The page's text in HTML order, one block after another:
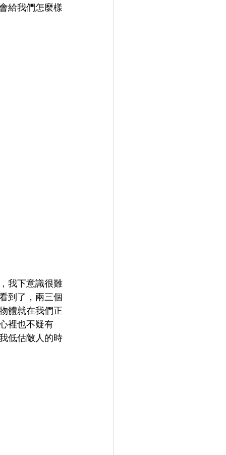
給我們怎麼樣
我下意識很難
到了，兩三個
體就在我們正
裡也不疑有
低估敵人的時